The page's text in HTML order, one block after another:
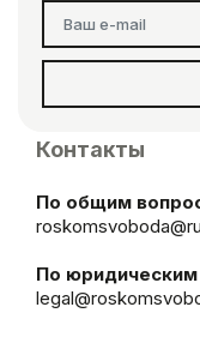
Контакты
По общим
По